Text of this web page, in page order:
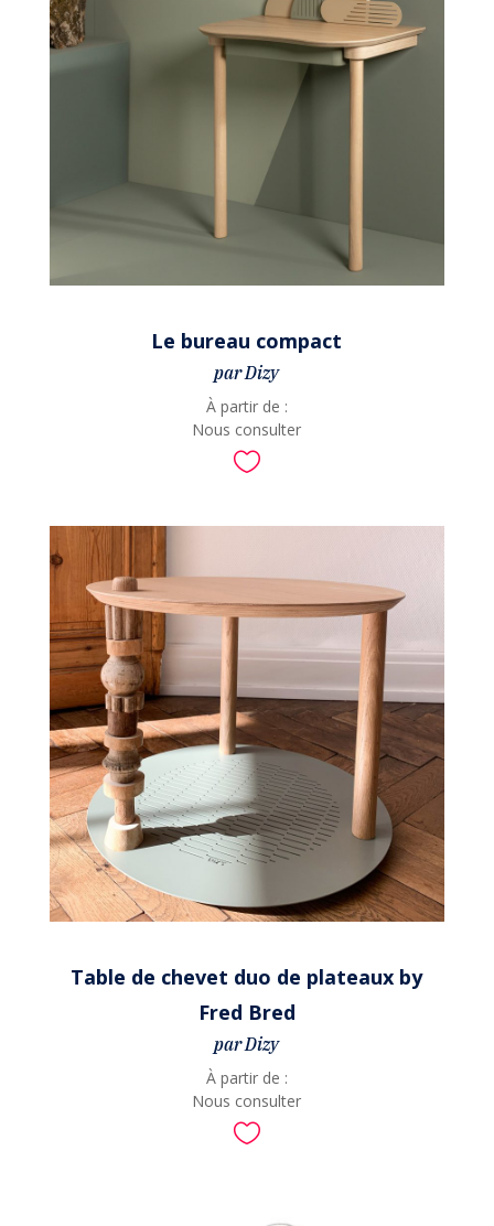
Le bureau compact
par Dizy
À partir de :
Nous consulter

Table de chevet duo de plateaux by
Fred Bred
par Dizy
À partir de :
Nous consulter
